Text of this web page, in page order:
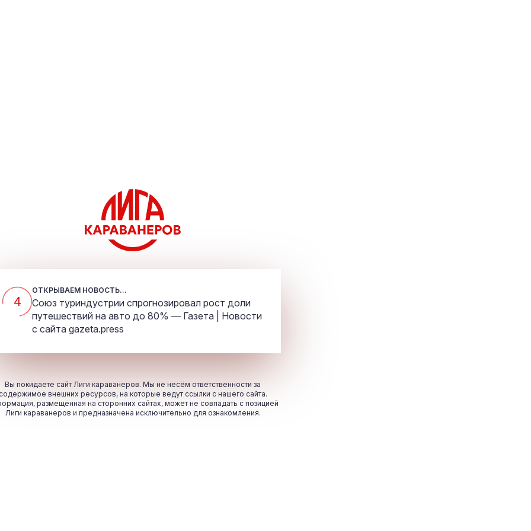
4
ОТКРЫВАЕМ НОВОСТЬ...
Союз туриндустрии спрогнозировал рост доли
путешествий на авто до 80% — Газета | Новости
с сайта gazeta.press
Вы покидаете сайт Лиги караванеров. Мы не несём ответственности за
внешних ресурсов, на которые ведут ссылки с нашего сайта.
размещённая на сторонних сайтах, может не совпадать с позицией
Лиги караванеров и предназначена исключительно для ознакомления.